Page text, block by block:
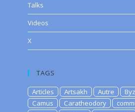
Talks
Videos
X
TAGS
Articles Artsakh Autre
Camus
Caratheodory